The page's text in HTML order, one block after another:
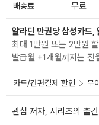
배송료 무료
알라딘 만권당 삼성카드
최대 1만원 또는 2만원
발급월 +1개월까지는 전
카드/간편결제 할인 무
관심 저자, 시리즈의 출